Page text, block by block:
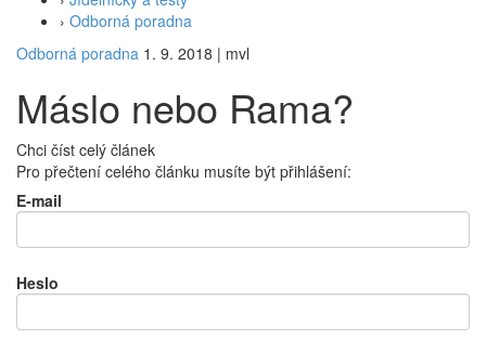
› Odborná poradna
Odborná poradna 1. 9. 2018 | mvl
Máslo nebo Rama?
Chci číst celý článek
Pro přečtení celého článku musíte být přihlášení:
E-mail
Heslo